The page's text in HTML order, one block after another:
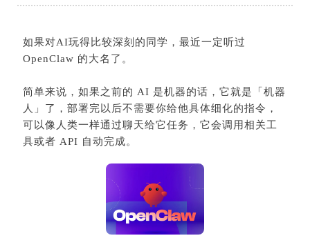
如果对AI玩得比较深刻的同学，最近一定听过
OpenClaw 的大名了。
简单来说，如果之前的 AI 是机器的话，它就是「机器
人」了，部署完以后不需要你给他具体细化的指令，
可以像人类一样通过聊天给它任务，它会调用相关工
具或者 API 自动完成。